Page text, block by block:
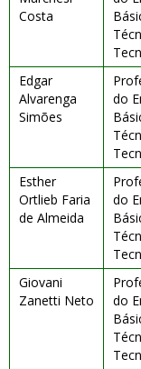
Costa
Edgar
Alvarenga
Simões
do
Esther
Ortlieb Faria
de Almeida
do
Giovani
Zanetti Neto
do